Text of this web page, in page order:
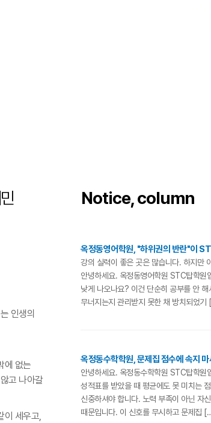
인생의
에 없는
고 나아갈
이 세우고,
Notice, column
옥정동영어학원, "하위권의 반란"이
강의 실력이 좋은 곳은 많습니다. 하지만
안녕하세요. 옥정동영어학원 STC탑학원
낮게 나오나요? 이건 단순히 공부를 안
무너지는지 관리받지 못한 채 방치되었
옥정동수학학원, 문제집 점수에 속지
안녕하세요. 옥정동수학학원 STC탑학원
성적표를 받았을 때 평균에도 못 미치는
신중하셔야 합니다. 노력 부족이 아닌 자
때문입니다. 이 신호를 무시하고 문제집